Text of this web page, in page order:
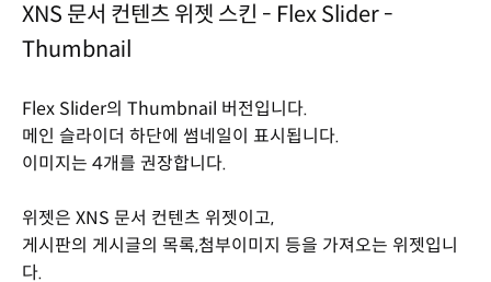
XNS 문서 컨텐츠 위젯 스킨 - Flex Slider -
Thumbnail
Flex Slider의 Thumbnail 버전입니다.
메인 슬라이더 하단에 썸네일이 표시됩니다.
이미지는 4개를 권장합니다.
위젯은 XNS 문서 컨텐츠 위젯이고,
게시판의 게시글의 목록,첨부이미지 등을 가져오는 위젯입니
다.